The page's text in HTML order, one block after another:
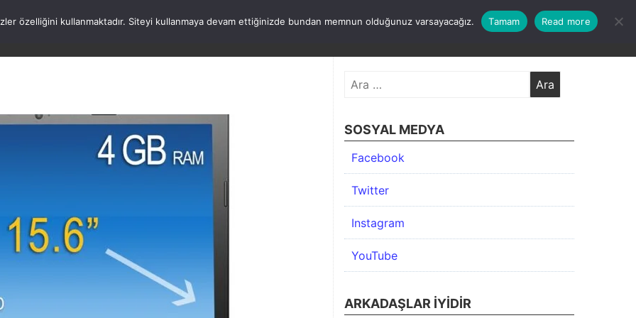
ANASAYFA WORDPRESS ATATÜRK HAKKIMDA KATEGORİLER İLETİŞİM ARŞİV
Arama:
SOSYAL MEDYA
Facebook
Twitter
Instagram
YouTube
ARKADAŞLAR İYIDIR
özelliğini kullanmaktadır. Siteyi kullanmaya devam ettiğinizde bundan memnun olduğunuz varsayacağız. Tamam Read more